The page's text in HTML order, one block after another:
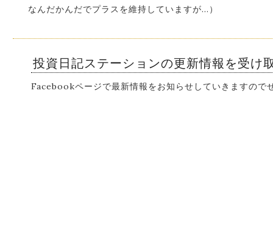
なんだかんだでプラスを維持していますが…）
投資日記ステーションの更新情報を受け
Facebookページで最新情報をお知らせしていきますので